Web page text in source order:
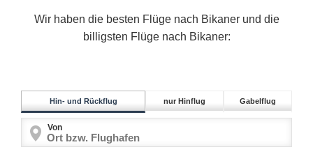
Wir haben die besten Flüge nach Bikaner und die
billigsten Flüge nach Bikaner:
Hin- und Rückflug nur Hinflug Gabelflug
Von